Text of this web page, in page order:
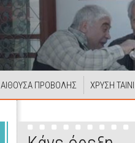
ΑΙΘΟΥΣΑ ΠΡΟΒΟΛΗΣ ΧΡΥΣΗ